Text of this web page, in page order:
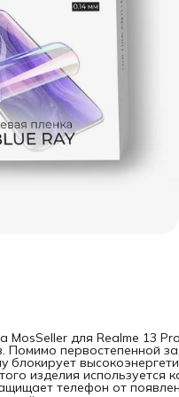
MosSeller для Realme 13
Помимо первостепенной
блокирует
изделия используется
телефон от